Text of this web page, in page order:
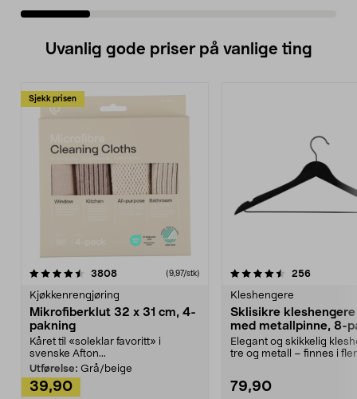
Uvanlig gode priser på vanlige ting
Sjekk prisen
3808anmeldelser(9,97/stk)
Kjøkkenrengjøring
Mikrofiberklut 32 x 31 cm, 4-
pakning
Kåret til «soleklar favoritt» i
svenske Afton...
Utførelse: Grå/beige
39,90
4.5av 5 stjerner 256
Kleshengere
Sklisikre
med metallpinne, 8-
Elegant og skikkelig
tre og metall – finnes i
79,90
4.5av 5 stjerner